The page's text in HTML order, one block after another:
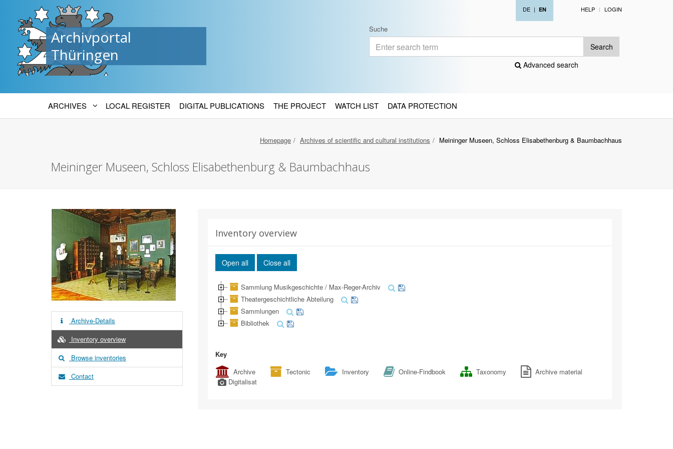
Archivportal
Thüringen
DE | EN HELP LOGIN
Suche
Search
Advanced search
ARCHIVES LOCAL REGISTER DIGITAL PUBLICATIONS THE PROJECT WATCH LIST DATA PROTECTION
Homepage Archives of scientific and cultural institutions Meininger Museen, Schloss Elisabethenburg & Baumbachhaus
Meininger Museen, Schloss Elisabethenburg & Baumbachhaus
Archive-Details
Inventory overview
Browse inventories
Contact
Inventory overview
Open all Close all
Sammlung Musikgeschichte / Max-Reger-Archiv
Theatergeschichtliche Abteilung
Sammlungen
Bibliothek
Key
Archive
Tectonic Inventory Online-Findbook Taxonomy
Archive material
Digitalisat